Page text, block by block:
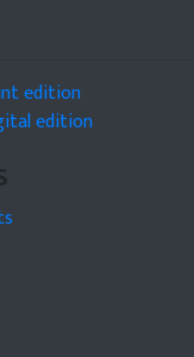
edition
edition